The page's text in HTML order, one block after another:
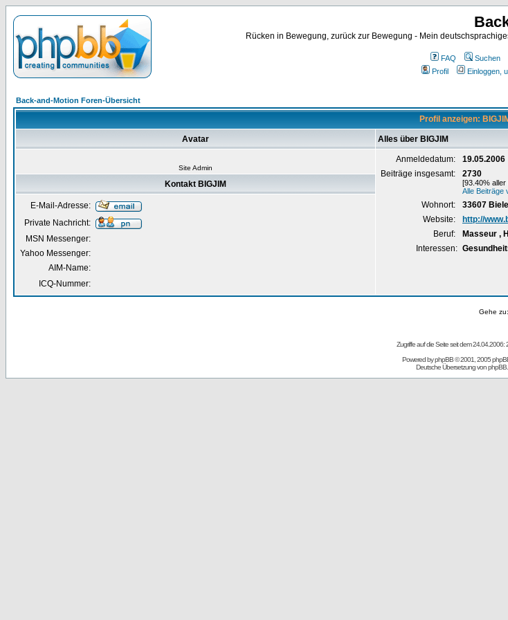
Rücken in Bewegung, zurück zur Bewegung - Mein
FAQ Suchen
Profil
Einloggen,
Back-and-Motion Foren-Übersicht
Profil anzeigen:
Avatar Alles über BIGJIM
Site Admin
Anmeldedatum:
19.05.2006
Beiträge insgesamt:
2730
[93.40% aller
Alle Beiträge
Wohnort:
33607
Website:
http://
Beruf:
Masseur ,
Interessen:
Kontakt BIGJIM
E-Mail-Adresse:
Private Nachricht:
MSN Messenger:
Yahoo Messenger:
AIM-Name:
ICQ-Nummer:
Gehe zu:
Zugriffe auf die Seite seit dem 24.04.2006:
Powered byphpBB© 2001, 2005
Deutsche Übersetzung von